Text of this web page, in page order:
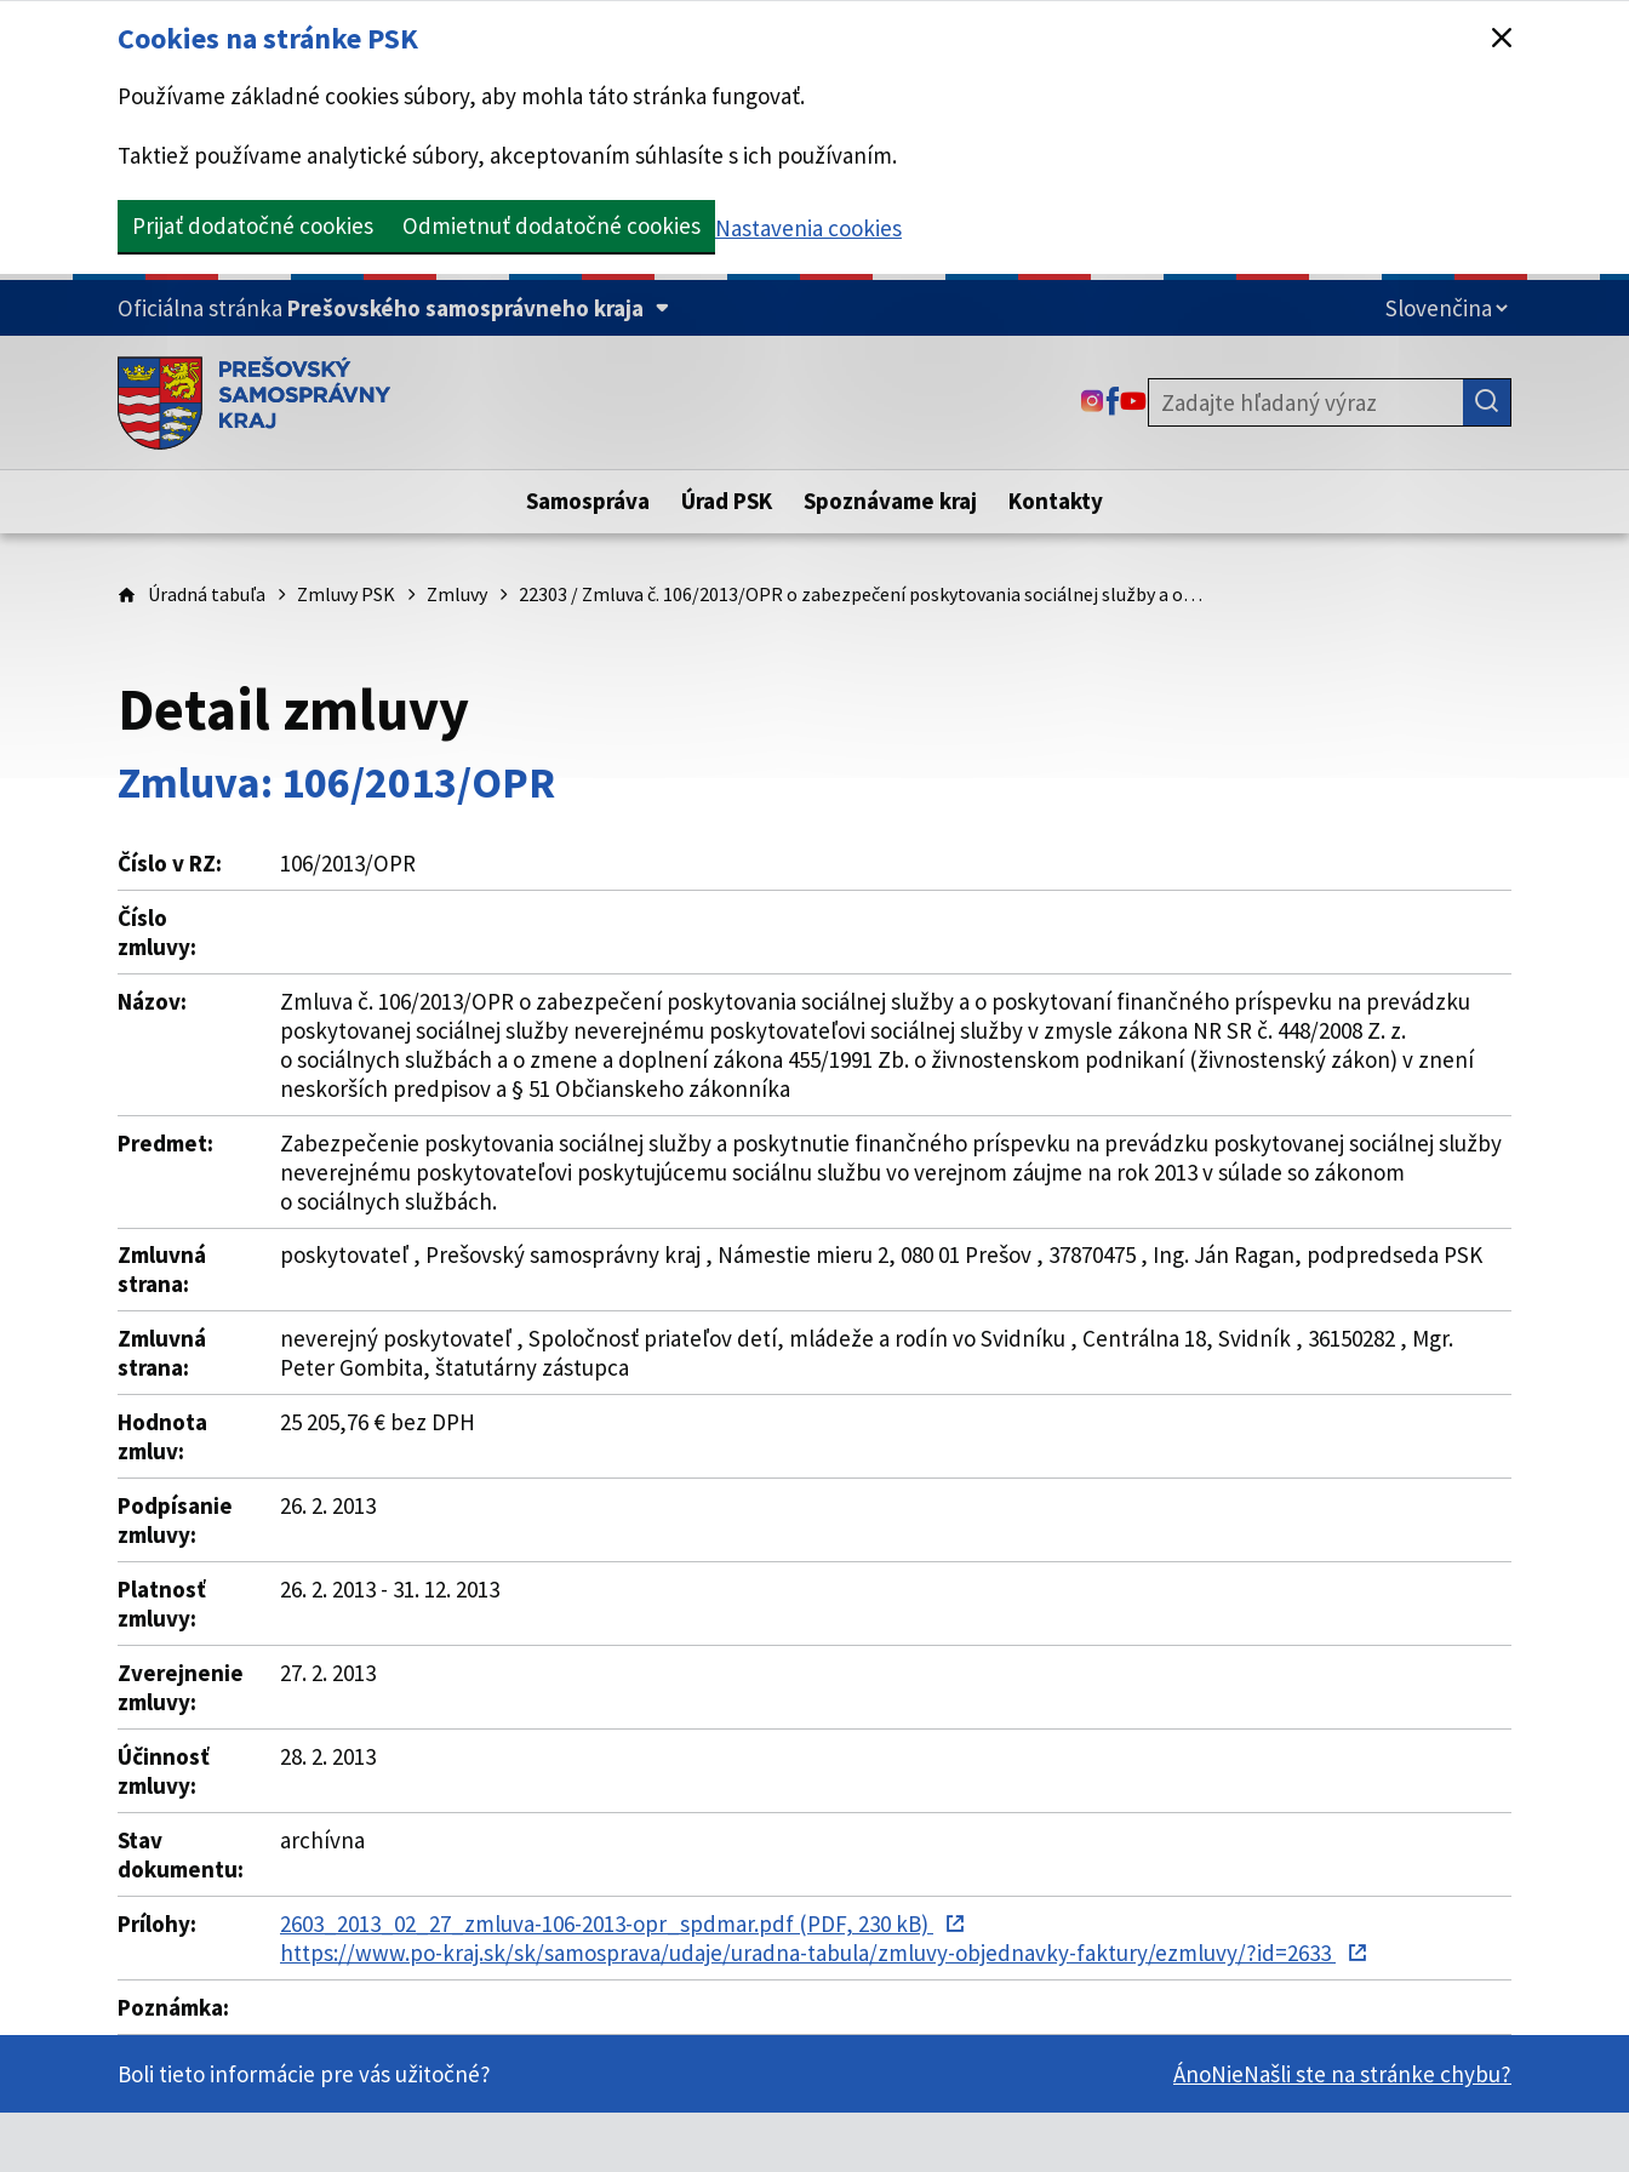
Cookies na stránke PSK
Používame základné cookies súbory, aby mohla táto stránka fungovať.
Taktiež používame analytické súbory, akceptovaním súhlasíte s ich používaním.
Prijať dodatočné cookies Odmietnuť dodatočné cookies Nastavenia cookies
PRESKOČIŤ NA HLAVNÝ OBSAH
Oficiálna stránka Prešovského samosprávneho kraja
Doména psk.sk je oficiálna
Toto je oficiálna webová stránka Prešovského samosprávneho kraja.
Táto stránka je zabezpečená
zabezpečenú webovú stránku. Zabezpečená stránka vždy začína
https:// pred názvom domény webového sídla.
ODKAZ SA OTVORÍ NA NOVEJ KARTE
ODKAZ SA OTVORÍ NA NOVEJ KARTE
ODKAZ SA OTVORÍ NA NOVEJ KARTE
Samospráva Úrad PSK Spoznávame kraj Kontakty
Úradná tabuľa Zmluvy PSK Zmluvy 22303 / Zmluva č. 106/2013/OPR o zabezpečení poskytovania sociálnej služby a o…
Detail zmluvy
Zmluva: 106/2013/OPR
Číslo v RZ:
106/2013/OPR
Číslo
zmluvy:
Názov:
Zmluva č. 106/2013/OPR o zabezpečení poskytovania sociálnej služby a o poskytovaní finančného príspevku na prevádzku
poskytovanej sociálnej služby neverejnému poskytovateľovi sociálnej služby v zmysle zákona NR SR č. 448/2008 Z. z.
o sociálnych službách a o zmene a doplnení zákona 455/1991 Zb. o živnostenskom podnikaní (živnostenský zákon) v znení
neskorších predpisov a § 51 Občianskeho zákonníka
Predmet:
Zabezpečenie poskytovania sociálnej služby a poskytnutie finančného príspevku na prevádzku poskytovanej sociálnej služby
neverejnému poskytovateľovi poskytujúcemu sociálnu službu vo verejnom záujme na rok 2013 v súlade so zákonom
o sociálnych službách.
Zmluvná
strana:
poskytovateľ , Prešovský samosprávny kraj , Námestie mieru 2, 080 01 Prešov , 37870475 , Ing. Ján Ragan, podpredseda PSK
Zmluvná
strana:
neverejný poskytovateľ , Spoločnosť priateľov detí, mládeže a rodín vo Svidníku , Centrálna 18, Svidník , 36150282 , Mgr.
Peter Gombita, štatutárny zástupca
Hodnota
zmluv:
25 205,76 € bez DPH
Podpísanie
zmluvy:
26. 2. 2013
Platnosť
zmluvy:
26. 2. 2013 - 31. 12. 2013
Zverejnenie
zmluvy:
27. 2. 2013
Účinnosť
zmluvy:
28. 2. 2013
Stav
dokumentu:
archívna
Prílohy:
2603_2013_02_27_zmluva-106-2013-opr_spdmar.pdf (PDF, 230 kB)
https://www.po-kraj.sk/sk/samosprava/udaje/uradna-tabula/zmluvy-objednavky-faktury/ezmluvy/?id=2633
Poznámka:
Boli tieto informácie pre vás užitočné? ÁnoNieNašli ste na stránke chybu?